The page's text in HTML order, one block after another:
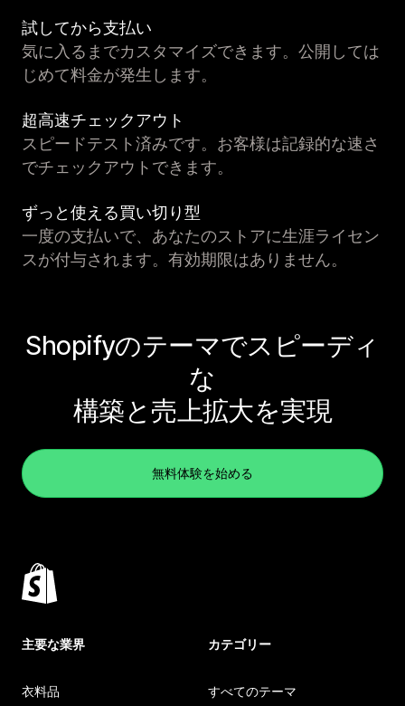
試してから支払い
気に入るまでカスタマイズできます。公開しては
じめて料金が発生します。
超高速チェックアウト
スピードテスト済みです。お客様は記録的な速さ
でチェックアウトできます。
ずっと使える買い切り型
一度の支払いで、あなたのストアに生涯ライセン
スが付与されます。有効期限はありません。
Shopifyのテーマでスピーディ
な
構築と売上拡大を実現
無料体験を始める
主要な業界
衣料品
カテゴリー
すべてのテーマ